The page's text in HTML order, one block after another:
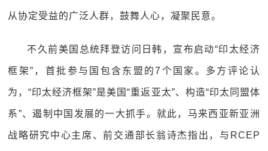
从协定受益的广泛人群，鼓舞人心，凝聚民意。
不久前美国总统拜登访问日韩，宣布启动“印太经济
框架”，首批参与国包含东盟的7个国家。多方评论认
为，“印太经济框架”是美国“重返亚太”、构造“印太同盟体
系”、遏制中国发展的一大抓手。就此，马来西亚新亚洲
战略研究中心主席、前交通部长翁诗杰指出，与RCEP